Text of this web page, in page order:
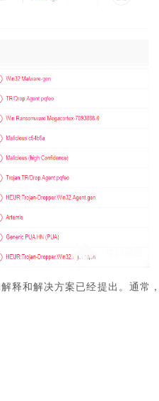
释和解决方案已经提出。通常